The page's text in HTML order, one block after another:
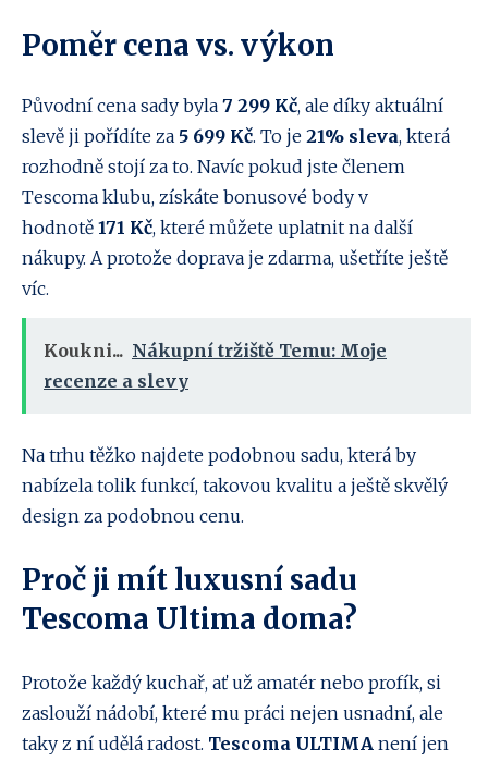
Poměr cena vs. výkon
Původní cena sady byla 7 299 Kč, ale díky aktuální
slevě ji pořídíte za 5 699 Kč. To je 21% sleva, která
rozhodně stojí za to. Navíc pokud jste členem
Tescoma klubu, získáte bonusové body v
hodnotě 171 Kč, které můžete uplatnit na další
nákupy. A protože doprava je zdarma, ušetříte ještě
víc.
Koukni... Nákupní tržiště Temu: Moje
recenze a slevy
Na trhu těžko najdete podobnou sadu, která by
nabízela tolik funkcí, takovou kvalitu a ještě skvělý
design za podobnou cenu.
Proč ji mít luxusní sadu
Tescoma Ultima doma?
Protože každý kuchař, ať už amatér nebo profík, si
zaslouží nádobí, které mu práci nejen usnadní, ale
taky z ní udělá radost. Tescoma ULTIMA není jen